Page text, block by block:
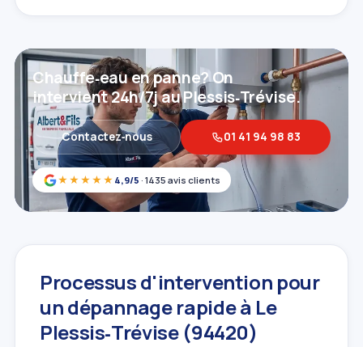
★★★★★ 4,9/5 · 1435 avis clients
Chauffe‑eau en panne? On
intervient 24h/7j au Plessis‑Trévise.
Contactez‑nous 01 41 94 98 83
Processus d'intervention pour
un dépannage rapide à Le
Plessis‑Trévise (94420)